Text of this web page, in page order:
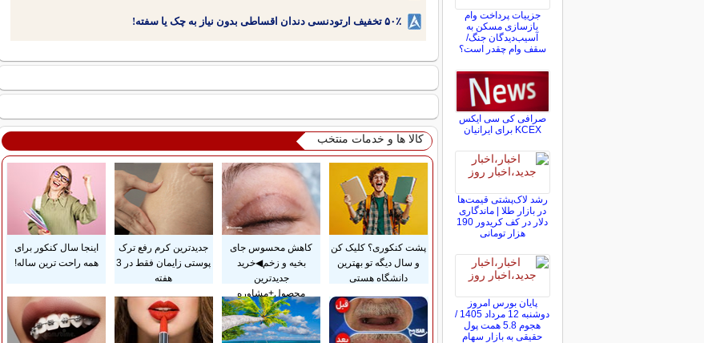
۵۰٪ تخفیف ارتودنسی دندان اقساطی بدون نیاز به چک یا سفته!
کالا ها و خدمات منتخب
پشت کنکوری؟ کلیک کن
و سال دیگه تو بهترین
دانشگاه هستی
کاهش محسوس جای
بخیه و زخم◀خرید
جدیدترین
محصول+مشاوره
جدیدترین کرم رفع ترک
پوستی زایمان فقط در 3
هفته
اینجا سال کنکور برای
همه راحت ترین ساله!
جزییات پرداخت وام
بازسازی مسکن به
آسیب‌دیدگان جنگ/
سقف وام چقدر است؟
صرافی کی سی ایکس
KCEX برای ایرانیان
رشد لاک‌پشتی قیمت‌ها
در بازار طلا | ماندگاری
دلار در کف کریدور 190
هزار تومانی
پایان بورس امروز
دوشنبه 12 مرداد 1405 /
هجوم 5.8 همت پول
حقیقی به بازار سهام